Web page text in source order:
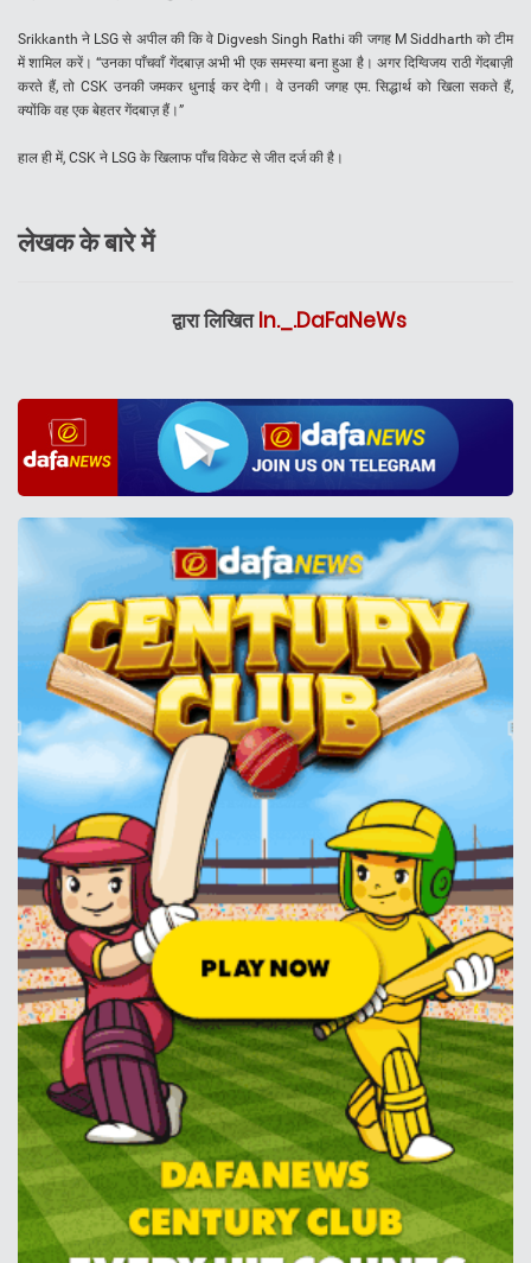
Srikkanth ने LSG से अपील की कि वे Digvesh Singh Rathi की जगह M Siddharth को टीम
में शामिल करें। “उनका पाँचवाँ गेंदबाज़ अभी भी एक समस्या बना हुआ है। अगर दिग्विजय राठी गेंदबाज़ी
करते हैं, तो CSK उनकी जमकर धुनाई कर देगी। वे उनकी जगह एम. सिद्धार्थ को खिला सकते हैं,
क्योंकि वह एक बेहतर गेंदबाज़ हैं।”
हाल ही में, CSK ने LSG के खिलाफ पाँच विकेट से जीत दर्ज की है।
लेखक के बारे में
द्वारा लिखितIn._.DaFaNeWs